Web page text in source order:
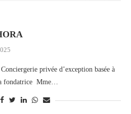
privée d’exception basée à
fondatrice Mme…